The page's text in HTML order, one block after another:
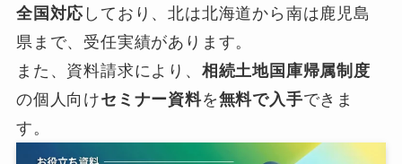
全国対応 しており、北は北海道から南は鹿児島
県まで、受任実績があります。
また、資料請求により、 相続土地国庫帰属制度
の個人向けセミナー資料を無料で入手できま
す。